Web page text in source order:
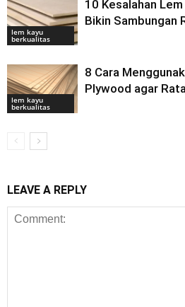
lem kayu
berkualitas
10 Kesalahan
Bikin Sambungan
lem kayu
berkualitas
8 Cara
Plywood agar
LEAVE A REPLY